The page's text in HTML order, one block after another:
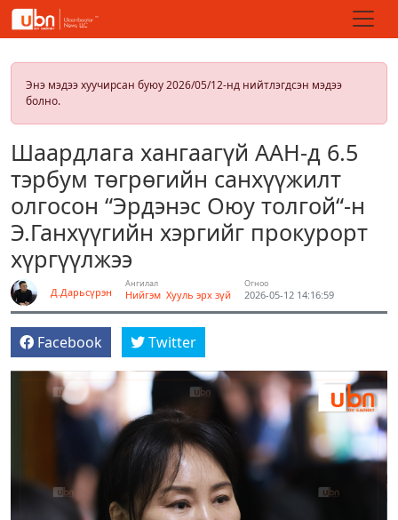
Энэ мэдээ хуучирсан буюу 2026/05/12-нд нийтлэгдсэн мэдээ
болно.
Шаардлага хангаагүй ААН-д 6.5
тэрбум төгрөгийн санхүүжилт
олгосон “Эрдэнэс Оюу толгой“-н
Э.Ганхүүгийн хэргийг прокурорт
хүргүүлжээ
Д.Дарьсүрэн
Ангилал
Нийгэм Хууль эрх зүй
Огноо
2026-05-12 14:16:59
Facebook Twitter